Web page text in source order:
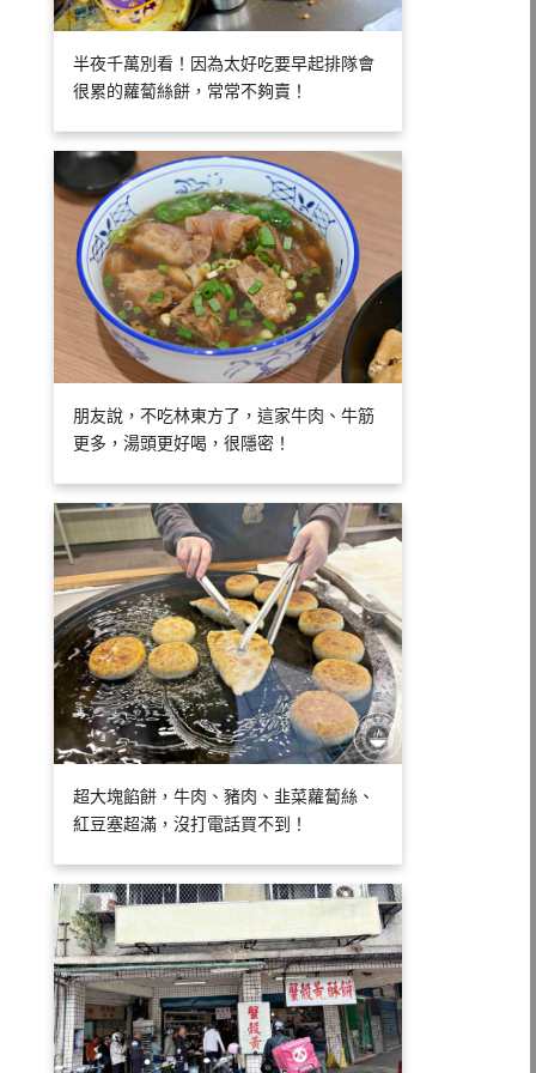
半夜千萬別看！因為太好吃要早起排隊會
很累的蘿蔔絲餅，常常不夠賣！
朋友說，不吃林東方了，這家牛肉、牛筋
更多，湯頭更好喝，很隱密！
超大塊餡餅，牛肉、豬肉、韭菜蘿蔔絲、
紅豆塞超滿，沒打電話買不到！